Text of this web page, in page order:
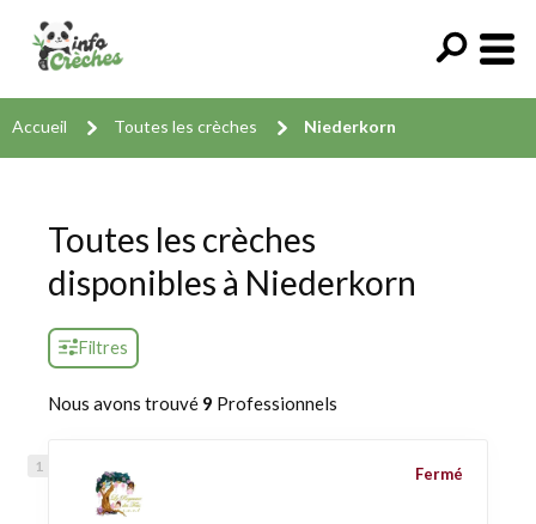
Accueil Toutes les crèches Niederkorn
Toutes les crèches
disponibles à Niederkorn
Filtres
Nous avons trouvé 9 Professionnels
Fermé